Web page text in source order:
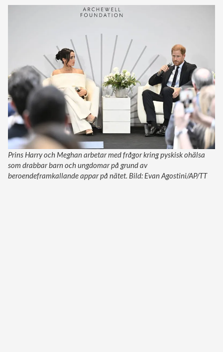
Prins Harry och Meghan arbetar med frågor kring pyskisk ohälsa
som drabbar barn och ungdomar på grund av
beroendeframkallande appar på nätet. Bild: Evan Agostini/AP/TT